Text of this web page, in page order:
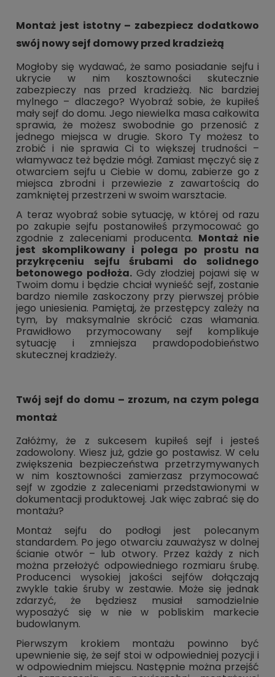
Montaż jest istotny – zabezpiecz dodatkowo
swój nowy sejf domowy przed kradzieżą
Mogłoby się wydawać, że samo posiadanie sejfu i
ukrycie w nim kosztowności skutecznie
zabezpieczy nas przed kradzieżą. Nic bardziej
mylnego – dlaczego? Wyobraź sobie, że kupiłeś
mały sejf do domu. Jego niewielka masa całkowita
sprawia, że możesz swobodnie go przenosić z
jednego miejsca w drugie. Skoro Ty możesz to
zrobić i nie sprawia Ci to większej trudności –
włamywacz też będzie mógł. Zamiast męczyć się z
otwarciem sejfu u Ciebie w domu, zabierze go z
miejsca zbrodni i przewiezie z zawartością do
zamkniętej przestrzeni w swoim warsztacie.
A teraz wyobraź sobie sytuację, w której od razu
po zakupie sejfu postanowiłeś przymocować go
zgodnie z zaleceniami producenta. Montaż nie
jest skomplikowany i polega po prostu na
przykręceniu sejfu śrubami do solidnego
betonowego podłoża. Gdy złodziej pojawi się w
Twoim domu i będzie chciał wynieść sejf, zostanie
bardzo niemile zaskoczony przy pierwszej próbie
jego uniesienia. Pamiętaj, że przestępcy zależy na
tym, by maksymalnie skrócić czas włamania.
Prawidłowo przymocowany sejf komplikuje
sytuację i zmniejsza prawdopodobieństwo
skutecznej kradzieży.
Twój sejf do domu – zrozum, na czym polega
montaż
Załóżmy, że z sukcesem kupiłeś sejf i jesteś
zadowolony. Wiesz już, gdzie go postawisz. W celu
zwiększenia bezpieczeństwa przetrzymywanych
w nim kosztowności zamierzasz przymocować
sejf w zgodzie z zaleceniami przedstawionymi w
dokumentacji produktowej. Jak więc zabrać się do
montażu?
Montaż sejfu do podłogi jest polecanym
standardem. Po jego otwarciu zauważysz w dolnej
ścianie otwór – lub otwory. Przez każdy z nich
można przełożyć odpowiedniego rozmiaru śrubę.
Producenci wysokiej jakości sejfów dołączają
zwykle takie śruby w zestawie. Może się jednak
zdarzyć, że będziesz musiał samodzielnie
wyposażyć się w nie w pobliskim markecie
budowlanym.
Pierwszym krokiem montażu powinno być
upewnienie się, że sejf stoi w odpowiedniej pozycji i
w odpowiednim miejscu. Następnie można przejść